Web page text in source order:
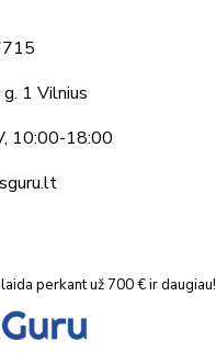
1 Vilnius
10:00-18:00
perkant už 700 € ir daugiau!